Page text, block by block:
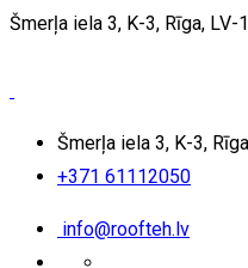
Šmerļa iela 3, K-3, Rīga, LV-
Šmerļa iela 3, K-3,
+371 61112050
info@roofteh.lv